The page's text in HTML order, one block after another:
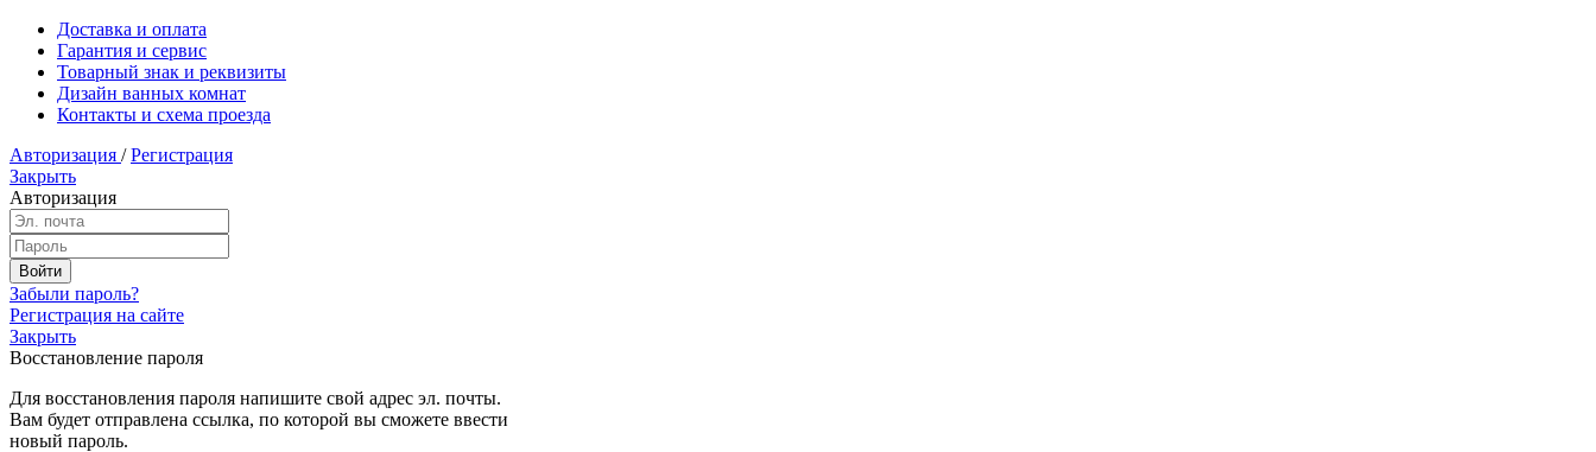
Доставка и оплата
Гарантия и сервис
Товарный знак и реквизиты
Дизайн ванных комнат
Контакты и схема проезда
Авторизация / Регистрация
Закрыть
Авторизация
Забыли пароль?
Регистрация на сайте
Закрыть
Восстановление пароля
Для восстановления пароля напишите свой адрес эл. почты.
Вам будет отправлена ссылка, по которой вы сможете ввести
новый пароль.